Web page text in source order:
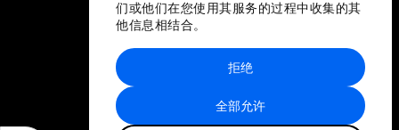
们或他们在您使用其服务的过程中收集的其
他信息相结合。
全部允许
拒绝
站点地图